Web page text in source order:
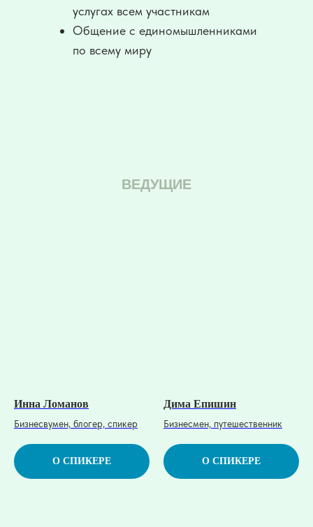
услугах всем участникам
Общение с единомышленниками
по всему миру
ВЕДУЩИЕ
Инна Ломанов
Бизнесвумен, блогер, спикер
О СПИКЕРЕ
Дима Епишин
Бизнесмен, путешественник
О СПИКЕРЕ